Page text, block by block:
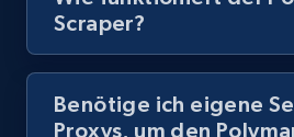
8.1K+
Scraper?
Benötige ich eigene
Proxys, um den